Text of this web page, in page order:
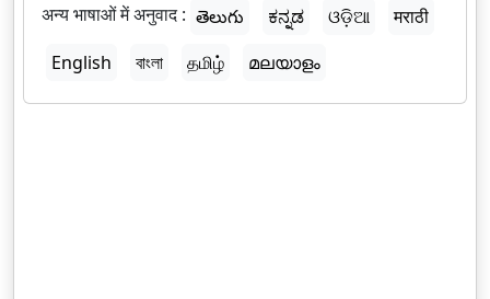
अन्य भाषाओं में अनुवाद : తెలుగు ಕನ್ನಡ ଓଡ଼ିଆ
मराठी
English
বাংলা தமிழ் മലയാളം